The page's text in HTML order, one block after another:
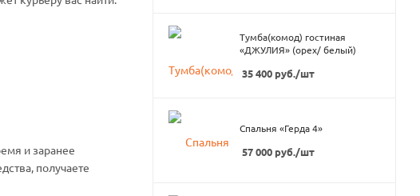
и заранее
получаете
Тумба(комод) гостиная
«ДЖУЛИЯ» (орех/ белый)
35 400 руб./шт
Спальня «Герда 4»
57 000 руб./шт